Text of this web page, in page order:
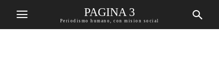
PAGINA 3
Periodismo humano, con mision social